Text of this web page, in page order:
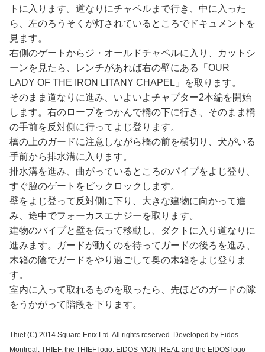
トに入ります。道なりにチャペルまで行き、中に入った
ら、左のろうそくが灯されているところでドキュメントを
見ます。
右側のゲートからジ・オールドチャペルに入り、カットシ
ーンを見たら、レンチがあれば右の壁にある「OUR
LADY OF THE IRON LITANY CHAPEL」を取ります。
そのまま道なりに進み、いよいよチャプター2本編を開始
します。右のロープをつかんで橋の下に行き、そのまま橋
の手前を反対側に行ってよじ登ります。
橋の上のガードに注意しながら橋の前を横切り、犬がいる
手前から排水溝に入ります。
排水溝を進み、曲がっているところのパイプをよじ登り、
すぐ脇のゲートをピックロックします。
壁をよじ登って反対側に下り、大きな建物に向かって進
み、途中でフォーカスエナジーを取ります。
建物のパイプと壁を伝って移動し、ダクトに入り道なりに
進みます。ガードが動くのを待ってガードの後ろを進み、
木箱の陰でガードをやり過ごして奥の木箱をよじ登りま
す。
室内に入って取れるものを取ったら、先ほどのガードの隙
をうかがって階段を下ります。
Thief (C) 2014 Square Enix Ltd. All rights reserved. Developed by Eidos-
Montreal. THIEF, the THIEF logo, EIDOS-MONTREAL and the EIDOS logo